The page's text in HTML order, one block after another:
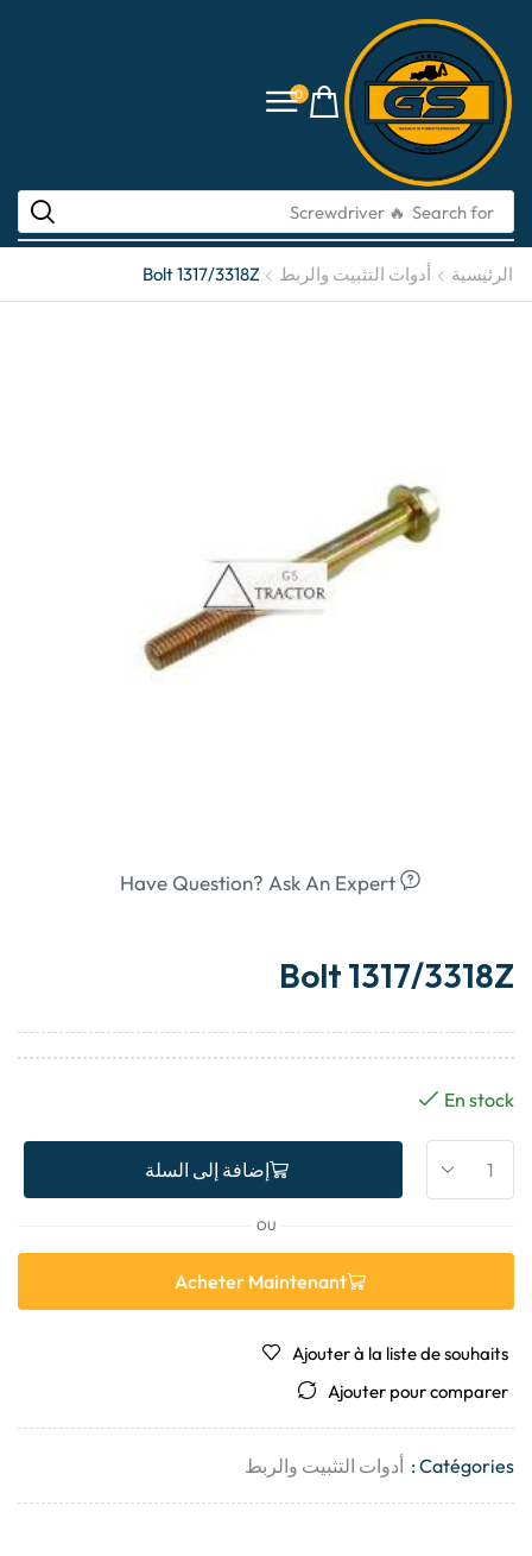
0
Search for
🔥 Screwdriver
الرئيسية أدوات التثبيت والربط Bolt 1317/3318Z
Have Question? Ask An Expert
Bolt 1317/3318Z
En stock
إضافة إلى السلة
OU
Acheter Maintenant
Ajouter à la liste de souhaits
Ajouter pour comparer
Catégories : أدوات التثبيت والربط